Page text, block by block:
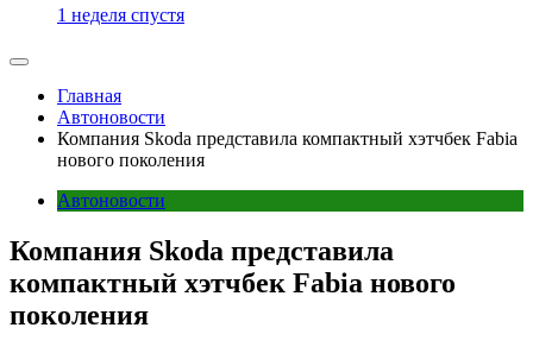
1 неделя спустя
Главная
Автоновости
Компания Skoda представила компактный хэтчбек Fabia
нового поколения
Автоновости
Компания Skoda представила
компактный хэтчбек Fabia нового
поколения